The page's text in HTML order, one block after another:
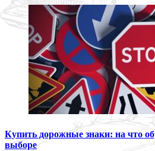
Купить дорожные знаки: на что
выборе